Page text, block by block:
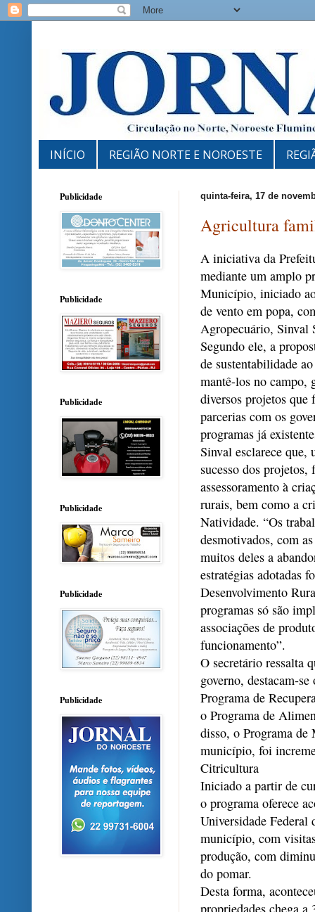
INÍCIO REGIÃO NORTE E NOROESTE
quinta-feira, 17 de
Agricultura
A iniciativa da
mediante um amplo
Município, iniciado
de vento em popa,
Agropecuário, Sinval
Segundo ele, a
de sustentabilidade
mantê-los no campo,
diversos projetos que
parcerias com os
programas já
Sinval esclarece
sucesso dos
assessoramento à
rurais, bem como a
Natividade. “Os
desmotivados, com
muitos deles a
estratégias adotadas
Desenvolvimento
programas só são
associações de
funcionamento”.
O secretário ressalta
governo, destacam-
Programa de
o Programa de
disso, o Programa
município, foi
Citricultura
Iniciado a partir de
o programa oferece
Universidade Federal
município, com
produção, com
do pomar.
Desta forma,
propriedades chega
Publicidade
Publicidade
Publicidade
Publicidade
Publicidade
Publicidade